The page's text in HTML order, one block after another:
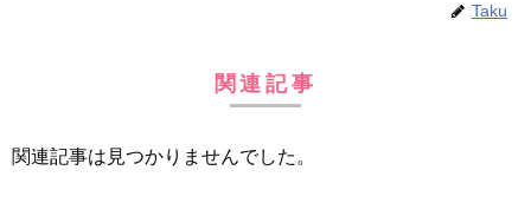
Taku
関連記事
関連記事は見つかりませんでした。